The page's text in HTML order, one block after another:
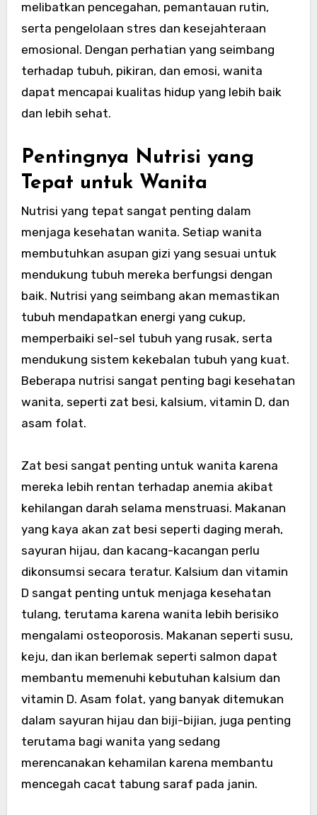
melibatkan pencegahan, pemantauan rutin,
serta pengelolaan stres dan kesejahteraan
emosional. Dengan perhatian yang seimbang
terhadap tubuh, pikiran, dan emosi, wanita
dapat mencapai kualitas hidup yang lebih baik
dan lebih sehat.
Pentingnya Nutrisi yang
Tepat untuk Wanita
Nutrisi yang tepat sangat penting dalam
menjaga kesehatan wanita. Setiap wanita
membutuhkan asupan gizi yang sesuai untuk
mendukung tubuh mereka berfungsi dengan
baik. Nutrisi yang seimbang akan memastikan
tubuh mendapatkan energi yang cukup,
memperbaiki sel-sel tubuh yang rusak, serta
mendukung sistem kekebalan tubuh yang kuat.
Beberapa nutrisi sangat penting bagi kesehatan
wanita, seperti zat besi, kalsium, vitamin D, dan
asam folat.
Zat besi sangat penting untuk wanita karena
mereka lebih rentan terhadap anemia akibat
kehilangan darah selama menstruasi. Makanan
yang kaya akan zat besi seperti daging merah,
sayuran hijau, dan kacang-kacangan perlu
dikonsumsi secara teratur. Kalsium dan vitamin
D sangat penting untuk menjaga kesehatan
tulang, terutama karena wanita lebih berisiko
mengalami osteoporosis. Makanan seperti susu,
keju, dan ikan berlemak seperti salmon dapat
membantu memenuhi kebutuhan kalsium dan
vitamin D. Asam folat, yang banyak ditemukan
dalam sayuran hijau dan biji-bijian, juga penting
terutama bagi wanita yang sedang
merencanakan kehamilan karena membantu
mencegah cacat tabung saraf pada janin.